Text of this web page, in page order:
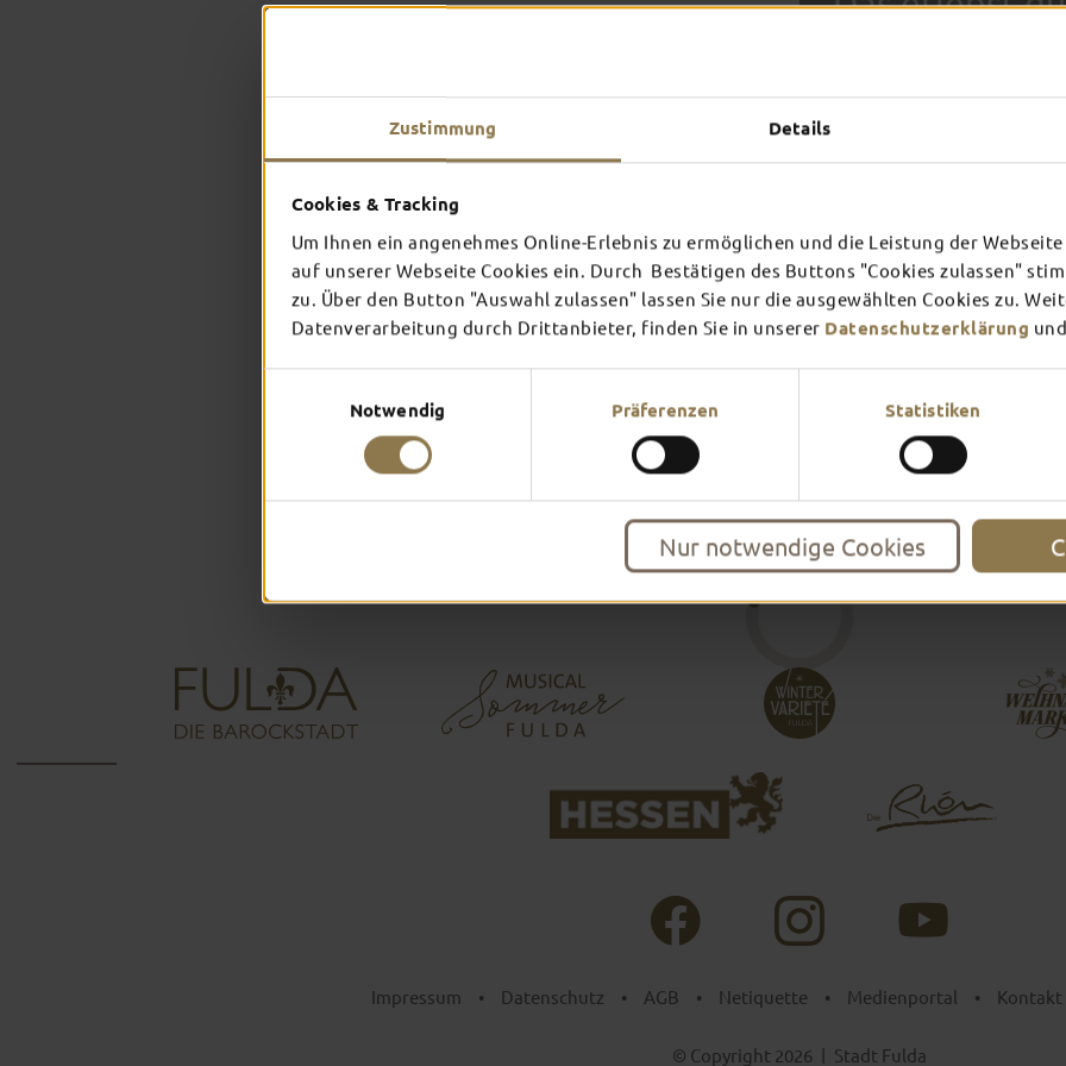
Zustimmung Details
Cookies & Tracking
Um Ihnen ein angenehmes Online-Erlebnis zu ermöglichen und die Leistung der
auf unserer Webseite Cookies ein. Durch Bestätigen des Buttons "Cookies zulassen"
zu. Über den Button "Auswahl zulassen" lassen Sie nur die ausgewählten Cookies zu.
Datenverarbeitung durch Drittanbieter, finden Sie in unserer Datenschutzerklärung
Notwendig Präferenzen Statistiken
Nur notwendige Cookies
SCHLOSS­
THEATER
Mehr erfahren
RHÖN
Mehr
Inspiration ansehen
TOP-
In Fulda ist irgendwo immer
Theater – entdecke hier
Impressum • Datenschutz • AGB • Netiquette • Medienportal • Kontakt
© Copyright 2026 | Stadt Fulda